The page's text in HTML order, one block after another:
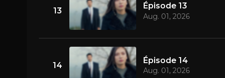
13
Épisode 13
Aug. 01, 2026
14
Épisode 14
Aug. 01, 2026